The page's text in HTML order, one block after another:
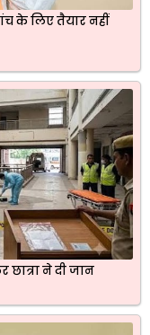
के लिए तैयार नहीं
ने दी जान